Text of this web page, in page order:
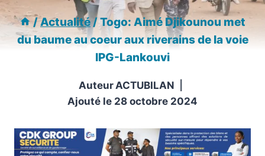
/Actualité/Togo: Aimé Djikounou met
du baume au coeur aux riverains de la voie
IPG-Lankouvi
Auteur ACTUBILAN
Ajouté le 28 octobre 2024